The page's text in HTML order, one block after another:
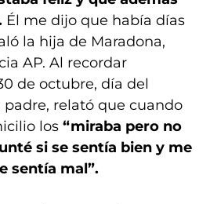
Él me dijo que había días
la hija de Maradona,
AP. Al recordar
de octubre, día del
relató que cuando
los “miraba pero no
si se sentía bien y me
sentía mal”.